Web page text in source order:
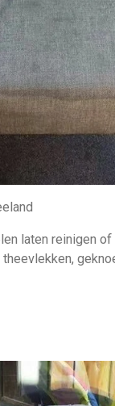
laten reinigen of